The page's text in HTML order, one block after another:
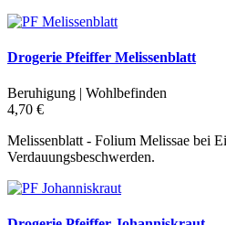
Drogerie Pfeiffer Melissenblatt
Beruhigung | Wohlbefinden
4,70 €
Melissenblatt - Folium Melissae bei
Verdauungsbeschwerden.